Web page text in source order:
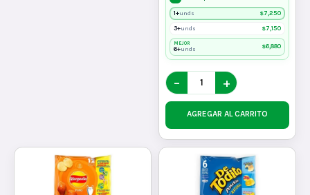
1+unds $7,250
3+unds $7,150
MEJOR
6+unds $6,880
− +
AGREGAR AL CARRITO